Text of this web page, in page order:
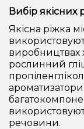
Вибір якісних
Якісна ріжка
виробництвах
рослинний
речовини.